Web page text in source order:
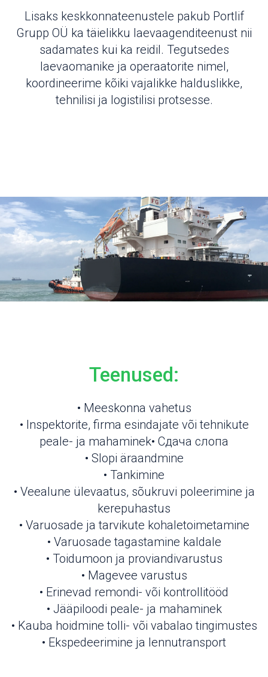
Lisaks keskkonnateenustele pakub Portlif
Grupp OÜ ka täielikku laevaagenditeenust nii
sadamates kui ka reidil. Tegutsedes
laevaomanike ja operaatorite nimel,
koordineerime kõiki vajalikke halduslikke,
tehnilisi ja logistilisi protsesse.
Teenused:
• Meeskonna vahetus
• Inspektorite, firma esindajate või tehnikute
peale- ja mahaminek• Сдача слопа
• Slopi äraandmine
• Tankimine
• Veealune ülevaatus, sõukruvi poleerimine ja
kerepuhastus
• Varuosade ja tarvikute kohaletoimetamine
• Varuosade tagastamine kaldale
• Toidumoon ja proviandivarustus
• Magevee varustus
• Erinevad remondi- või kontrollitööd
• Jääpiloodi peale- ja mahaminek
• Kauba hoidmine tolli- või vabalao tingimustes
• Ekspedeerimine ja lennutransport